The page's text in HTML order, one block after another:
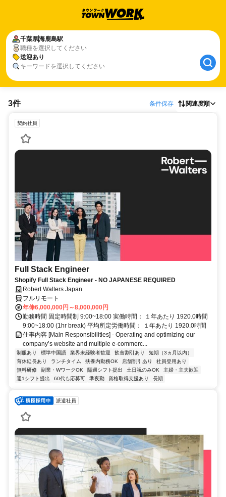
千葉県海鹿島駅
職種を選択してください
送迎あり
キーワードを選択してください
3件 条件保存 関連度順
契約社員
Full Stack Engineer
Shopify Full Stack Engineer - NO JAPANESE REQUIRED
Robert Walters Japan
フルリモート
年俸6,000,000円～8,000,000円
勤務時間 固定時間制 9:00~18:00 実働時間： １年あたり 1920.0時間
9:00~18:00 (1hr break) 平均所定労働時間： １年あたり 1920.0時間
仕事内容 [Main Responsibilities] - Operating and optimizing our
company’s website and multiple e-commerc...
制服あり 標準中国語 業界未経験者歓迎 飲食割引あり
短期（3ヵ月以内）
育休延長あり
ランチタイム 扶養内勤務OK 店舗割引あり
社員登用あり
無料研修
副業・WワークOK 隔週シフト提出 土日祝のみOK
主婦・主夫歓迎
週1シフト提出
60代も応募可 準夜勤 資格取得支援あり 長期
派遣社員